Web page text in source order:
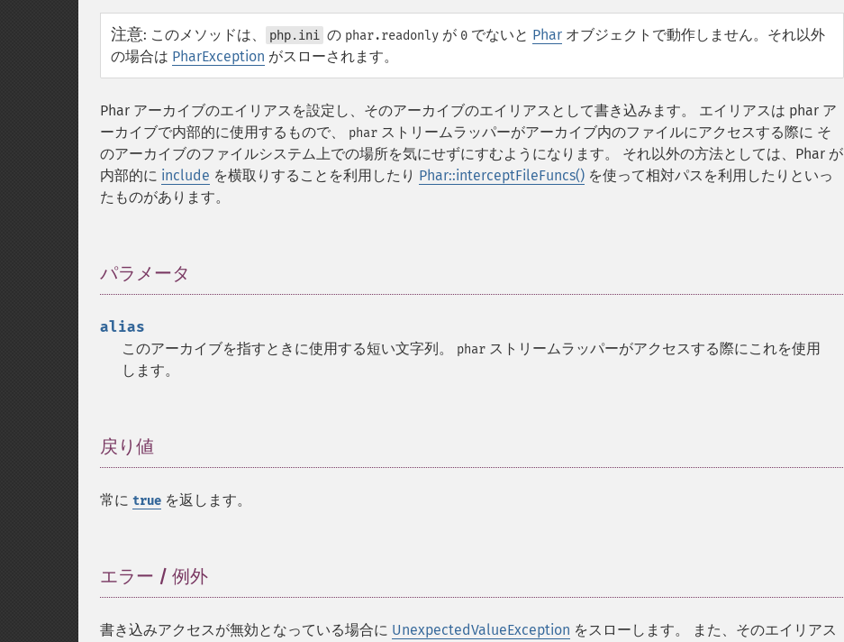
注意: このメソッドは、 php.ini の phar.readonly が 0 でないと Phar オブジェクトで動作しません。それ以外
の場合は PharException がスローされます。
Phar アーカイブのエイリアスを設定し、そのアーカイブのエイリアスとして書き込みます。 エイリアスは phar ア
ーカイブで内部的に使用するもので、
phar ストリームラッパーがアーカイブ内のファイルにアクセスする際に そ
のアーカイブのファイルシステム上での場所を気にせずにすむようになります。 それ以外の方法としては、Phar が
内部的に include を横取りすることを利用したり Phar::interceptFileFuncs() を使って相対パスを利用したりといっ
たものがあります。
パラメータ
alias
このアーカイブを指すときに使用する短い文字列。
phar ストリームラッパーがアクセスする際にこれを使用
します。
戻り値
常に true を返します。
エラー / 例外
書き込みアクセスが無効となっている場合に UnexpectedValueException をスローします。 また、そのエイリアス